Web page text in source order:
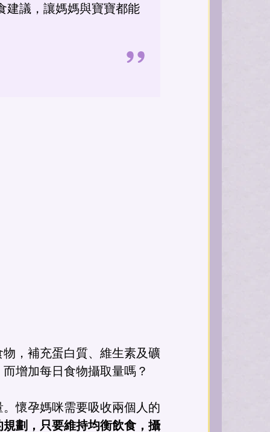
建議，讓媽媽與寶寶都能
，補充蛋白質、維生素及礦
增加每日食物攝取量嗎？
懷孕媽咪需要吸收兩個人的
劃，只要維持均衡飲食，攝